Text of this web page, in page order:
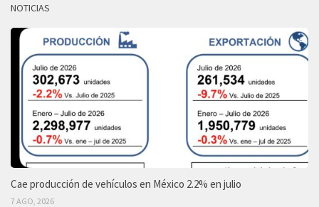
NOTICIAS
Cae producción de vehículos en México 2.2% en julio
7 AGO, 2026